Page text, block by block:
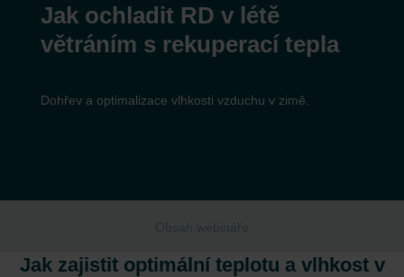
Jak ochladit RD v létě
větráním s rekuperací tepla
Dohřev a optimalizace vlhkosti vzduchu v zimě.
Obsah webináře
Jak zajistit optimální teplotu a vlhkost v